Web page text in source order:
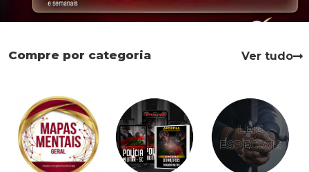
Compre por categoria Ver tudo